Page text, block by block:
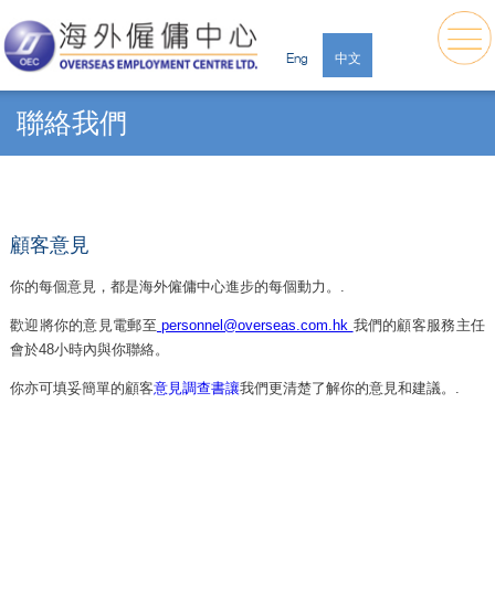
Eng 中文
聯絡我們
顧客意見
你的每個意見，都是海外僱傭中心進步的每個動力。.
歡迎將你的意見電郵至 personnel@overseas.com.hk 我們的顧客服務主任
會於48小時內與你聯絡。
你亦可填妥簡單的顧客意見調查書讓我們更清楚了解你的意見和建議。.